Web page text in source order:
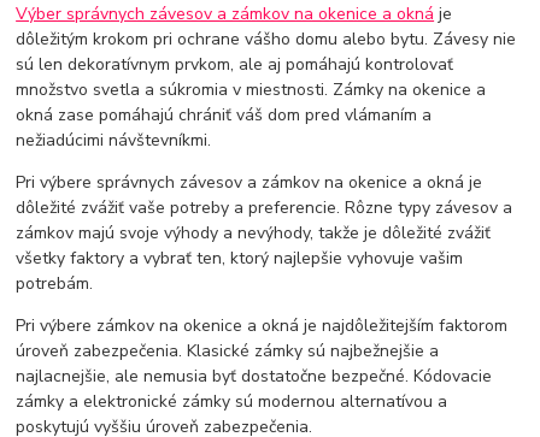
Výber správnych závesov a zámkov na okenice a okná je
dôležitým krokom pri ochrane vášho domu alebo bytu. Závesy nie
sú len dekoratívnym prvkom, ale aj pomáhajú kontrolovať
množstvo svetla a súkromia v miestnosti. Zámky na okenice a
okná zase pomáhajú chrániť váš dom pred vlámaním a
nežiadúcimi návštevníkmi.
Pri výbere správnych závesov a zámkov na okenice a okná je
dôležité zvážiť vaše potreby a preferencie. Rôzne typy závesov a
zámkov majú svoje výhody a nevýhody, takže je dôležité zvážiť
všetky faktory a vybrať ten, ktorý najlepšie vyhovuje vašim
potrebám.
Pri výbere zámkov na okenice a okná je najdôležitejším faktorom
úroveň zabezpečenia. Klasické zámky sú najbežnejšie a
najlacnejšie, ale nemusia byť dostatočne bezpečné. Kódovacie
zámky a elektronické zámky sú modernou alternatívou a
poskytujú vyššiu úroveň zabezpečenia.